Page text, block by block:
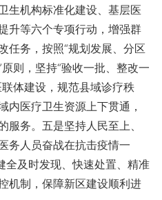
生机构标准化建设、基层医
升等六个专项行动，增强群
任务，按照“规划发展、分区
则，坚持“验收一批、整改一
体建设，规范县域诊疗秩
内医疗卫生资源上下贯通，
服务。五是坚持人民至上、
务人员奋战在抗击疫情一
全及时发现、快速处置、精准
机制，保障新区建设顺利进